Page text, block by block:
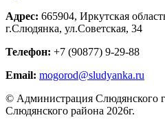
Адрес: 665904, Иркутская
г.Слюдянка, ул.Советская, 34
Телефон: +7 (90877) 9-29-88
Email: mogorod@sludyanka.ru
© Администрация Слюдянского
Слюдянского района 2026г.